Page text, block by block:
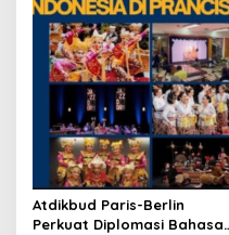
Atdikbud Paris-Berlin
Perkuat Diplomasi Bahasa